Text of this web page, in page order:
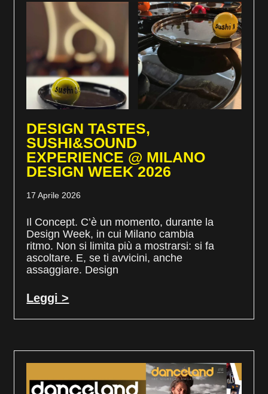
DESIGN TASTES,
SUSHI&SOUND
EXPERIENCE @ MILANO
DESIGN WEEK 2026
17 Aprile 2026
Il Concept. C’è un momento, durante la
Design Week, in cui Milano cambia
ritmo. Non si limita più a mostrarsi: si fa
ascoltare. E, se ti avvicini, anche
assaggiare. Design
Leggi >